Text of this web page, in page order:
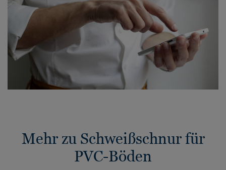
Mehr zu Schweißschnur für
PVC-Böden